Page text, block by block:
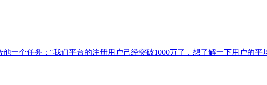
一个任务：“我们平台的注册用户已经突破1000万了，想了解一下用户的平